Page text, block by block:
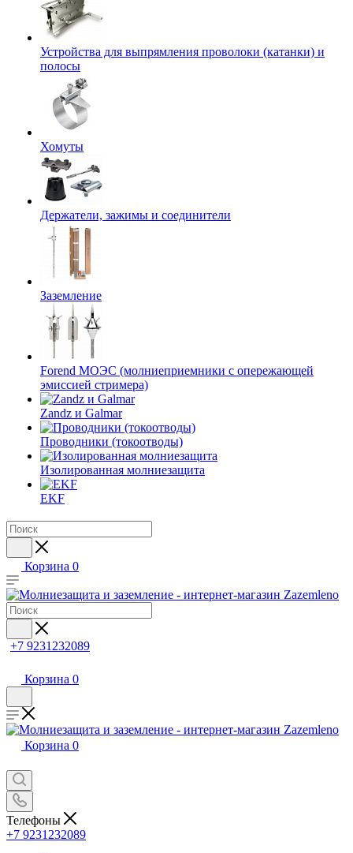
Устройства для выпрямления проволоки (катанки) и
полосы
Хомуты
Держатели, зажимы и соединители
Заземление
Forend МОЭС (молниеприемники с опережающей
эмиссией стримера)
Zandz и Galmar
Проводники (токоотводы)
Изолированная молниезащита
EKF
Корзина 0
+7 9231232089
Корзина 0
Корзина 0
Телефоны
+7 9231232089